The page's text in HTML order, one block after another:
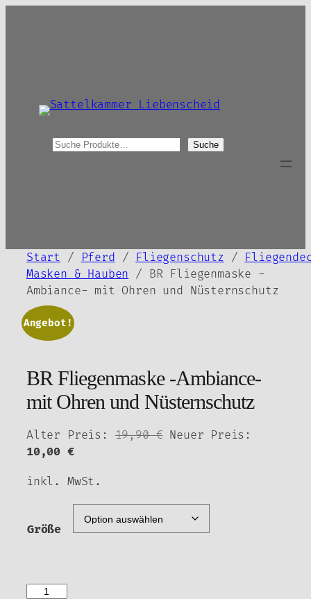
S
Suche
Start / Pferd / Fliegenschutz /
Masken & Hauben / BR Fliegenmaske -
Ambiance- mit Ohren und Nüsternschutz
Angebot!
BR Fliegenmaske -Ambiance-
mit Ohren und Nüsternschutz
Alter Preis: 19,90€ Ursprünglicher
Neuer Preis:
10,00 €Aktueller
ist:
10,00 €.
inkl. MwSt.
Größe